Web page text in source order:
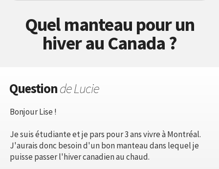
Quel manteau pour un
hiver au Canada ?
Questionde Lucie
Bonjour Lise !
Je suis étudiante et je pars pour 3 ans vivre à Montréal.
J'aurais donc besoin d'un bon manteau dans lequel je
puisse passer l'hiver canadien au chaud.